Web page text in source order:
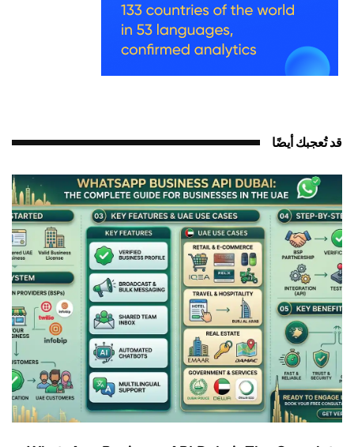
قد تُعجبك أيضًا